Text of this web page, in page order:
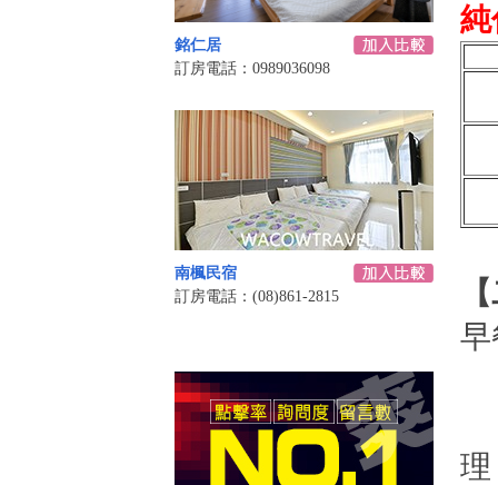
銘仁居
訂房電話：0989036098
南楓民宿
訂房電話：(08)861-2815
理